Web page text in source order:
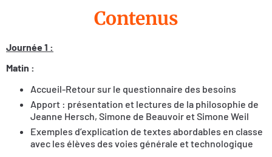
Contenus
Journée 1 :
Matin :
Accueil-Retour sur le questionnaire des besoins
Apport : présentation et lectures de la philosophie de
Jeanne Hersch, Simone de Beauvoir et Simone Weil
Exemples d’explication de textes abordables en classe
avec les élèves des voies générale et technologique